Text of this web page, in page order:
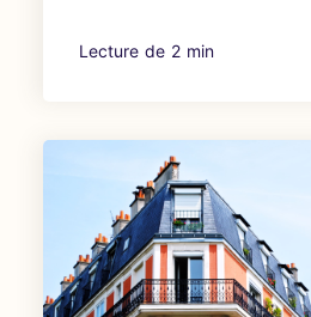
Lecture de 2 min